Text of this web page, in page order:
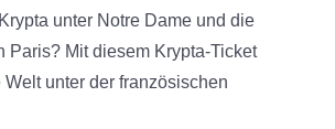
unter Notre Dame und die
Paris? Mit diesem Krypta-Ticket
unter der französischen